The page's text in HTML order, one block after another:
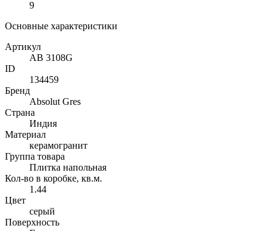
9
Основные характеристики
Артикул
AB 3108G
ID
134459
Бренд
Absolut Gres
Страна
Индия
Материал
керамогранит
Группа товара
Плитка напольная
Кол-во в коробке, кв.м.
1.44
Цвет
серый
Поверхность